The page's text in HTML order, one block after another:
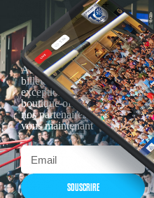
Actualités, nouveautés,
billetterie, remises
exceptionnelles dans la
boutique officielles & chez
nos partenaires… Inscrivez-
vous maintenant
SOUSCRIRE